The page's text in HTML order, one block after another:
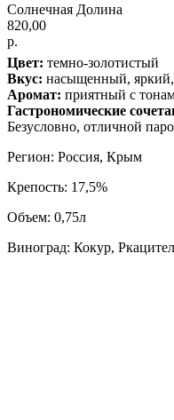
Солнечная Долина
820,00
р.
Цвет: темно-золотистый
Вкус: насыщенный,
Аромат: приятный с
Гастрономические
Безусловно, отличной
Регион: Россия, Крым
Крепость: 17,5%
Объем: 0,75л
Виноград: Кокур,